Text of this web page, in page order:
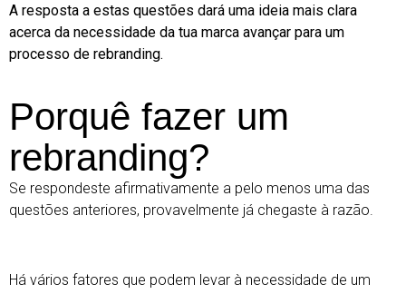
A resposta a estas questões dará uma ideia mais clara
acerca da necessidade da tua marca avançar para um
processo de rebranding.
Porquê fazer um
rebranding?
Se respondeste afirmativamente a pelo menos uma das
questões anteriores, provavelmente já chegaste à razão.
Há vários fatores que podem levar à necessidade de um